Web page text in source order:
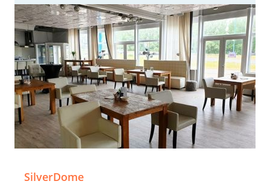
SilverDome